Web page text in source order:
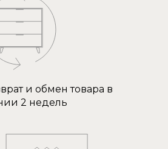
и обмен товара в
2 недель